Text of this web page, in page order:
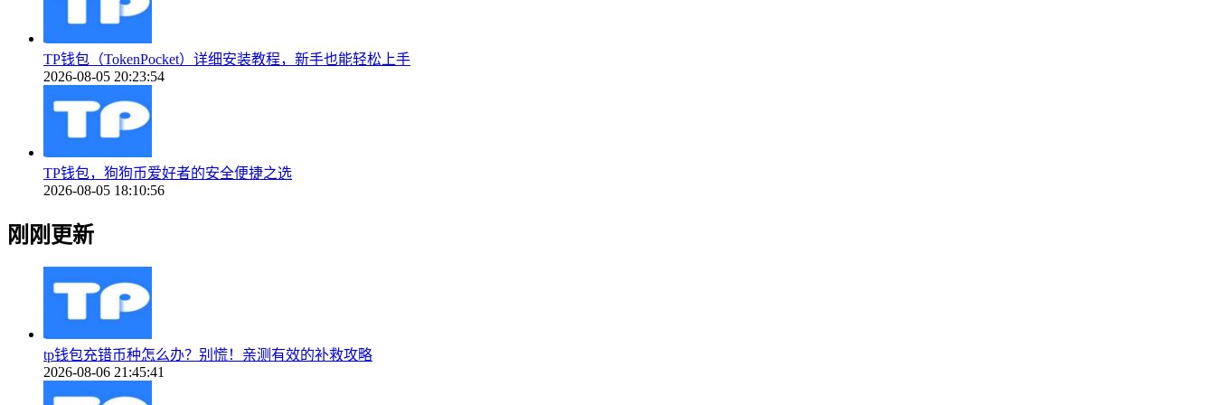
TP钱包（TokenPocket）详细安装教程，新手也能轻松上手
2026-08-05 20:23:54
TP钱包，狗狗币爱好者的安全便捷之选
2026-08-05 18:10:56
刚刚更新
tp钱包充错币种怎么办？别慌！亲测有效的补救攻略
2026-08-06 21:45:41